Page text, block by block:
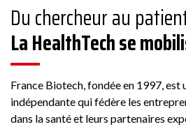
Conseil
178 Rue Grande, 77300
Du chercheur au
La HealthTech se
France Biotech, fondée en 1997, est
indépendante qui fédère les
dans la santé et leurs partenaires